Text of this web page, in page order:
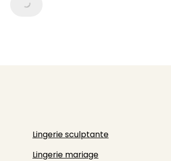
Lingerie sculptante
Lingerie mariage